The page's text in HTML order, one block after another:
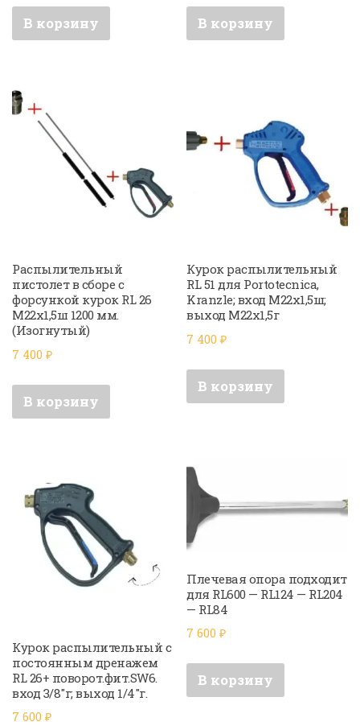
В корзину В корзину
Распылительный
пистолет в сборе с
форсункой курок RL 26
М22х1,5ш 1200 мм.
(Изогнутый)
7 400 ₽
В корзину
Курок распылительный
RL 51 для Portotecnica,
Kranzle; вход M22x1,5ш;
выход M22x1,5г
7 400₽
В корзину
Курок распылительный с
постоянным дренажем
RL 26+ поворот.фит.SW6.
вход 3/8″г; выход 1/4″г.
7 600 ₽
Плечевая опора подходит
для RL600 — RL124 — RL204
— RL84
7 600₽
В корзину